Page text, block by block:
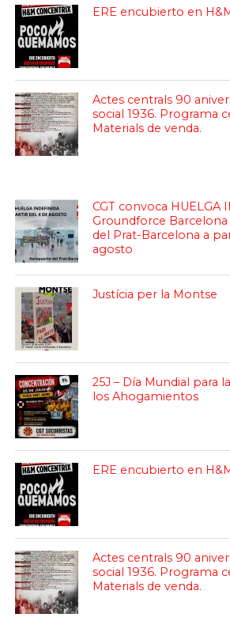
ERE encubierto en
Actes centrals 90
social 1936. Programa
Materials de venda.
CGT convoca HUELGA
Groundforce
del Prat-Barcelona a
agosto
Justícia per la Montse
25J – Día Mundial para
los Ahogamientos
ERE encubierto en
Actes centrals 90
social 1936. Programa
Materials de venda.